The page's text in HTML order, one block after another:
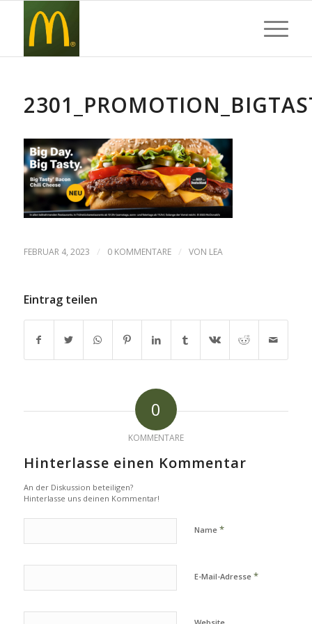
FEBRUAR 4, 2023 / 0 KOMMENTARE / VON LEA
Eintrag teilen
0
KOMMENTARE
Hinterlasse einen Kommentar
An der Diskussion beteiligen?
Hinterlasse uns deinen Kommentar!
Name *
E-Mail-Adresse *